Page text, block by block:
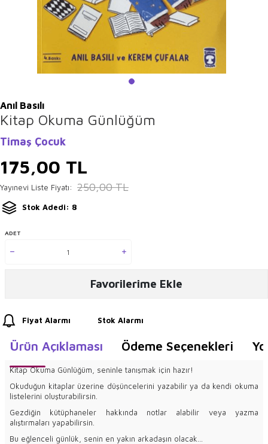
Anıl Basılı
Kitap Okuma Günlüğüm
Timaş Çocuk
175,00 TL
Yayınevi Liste Fiyatı: 250,00TL
Stok Adedi: 8
ADET
Favorilerime Ekle
Fiyat Alarmı Stok Alarmı
Ürün Açıklaması Ödeme Seçenekleri
Kitap Okuma Günlüğüm, seninle tanışmak için hazır!
Okuduğun kitaplar üzerine düşüncelerini yazabilir ya da kendi okuma
listelerini oluşturabilirsin.
Gezdiğin kütüphaneler hakkında notlar alabilir veya yazma
alıştırmaları yapabilirsin.
Bu eğlenceli günlük, senin en yakın arkadaşın olacak...